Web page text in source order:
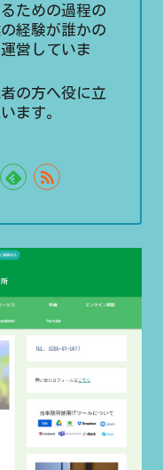
ための過程の
経験が誰かの
営していま
の方へ役に立
ます。